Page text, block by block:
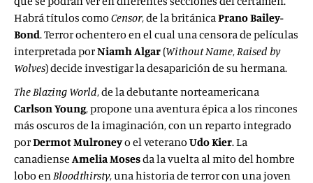
Habrá títulos como Censor, de la británica Prano Bailey-
Bond. Terror ochentero en el cual una censora de películas
interpretada porNiamh Algar (Without Name, Raised by
Wolves) decide investigar la desaparición de su hermana.
The Blazing World, de la debutante norteamericana
Carlson Young, propone una aventura épica a los rincones
más oscuros de la imaginación, con un reparto integrado
porDermot Mulroneyo el veterano Udo Kier. La
canadiense Amelia Mosesda la vuelta al mito del hombre
lobo en Bloodthirsty, una historia de terror con una joven